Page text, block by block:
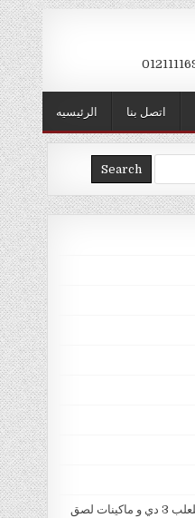
الرئيسيه اتصل بنا
ماكينات التغليف بالسلوفان للعلب 3 دي و ماكينات لصق